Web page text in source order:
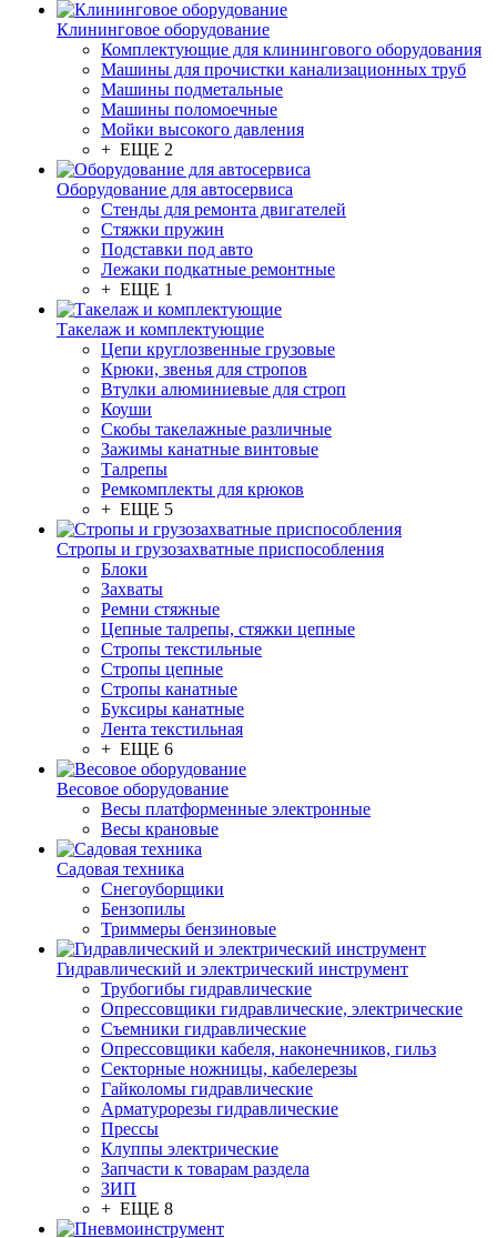
Клининговое оборудование
Комплектующие для клинингового оборудования
Машины для прочистки канализационных труб
Машины подметальные
Машины поломоечные
Мойки высокого давления
+ ЕЩЕ 2
Оборудование для автосервиса
Стенды для ремонта двигателей
Стяжки пружин
Подставки под авто
Лежаки подкатные ремонтные
+ ЕЩЕ 1
Такелаж и комплектующие
Цепи круглозвенные грузовые
Крюки, звенья для стропов
Втулки алюминиевые для строп
Коуши
Скобы такелажные различные
Зажимы канатные винтовые
Талрепы
Ремкомплекты для крюков
+ ЕЩЕ 5
Стропы и грузозахватные приспособления
Блоки
Захваты
Ремни стяжные
Цепные талрепы, стяжки цепные
Стропы текстильные
Стропы цепные
Стропы канатные
Буксиры канатные
Лента текстильная
+ ЕЩЕ 6
Весовое оборудование
Весы платформенные электронные
Весы крановые
Садовая техника
Снегоуборщики
Бензопилы
Триммеры бензиновые
Гидравлический и электрический инструмент
Трубогибы гидравлические
Опрессовщики гидравлические, электрические
Съемники гидравлические
Опрессовщики кабеля, наконечников, гильз
Секторные ножницы, кабелерезы
Гайколомы гидравлические
Арматурорезы гидравлические
Прессы
Клуппы электрические
Запчасти к товарам раздела
ЗИП
+ ЕЩЕ 8